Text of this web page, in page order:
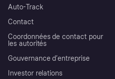
Auto-Track
Contact
Coordonnées de contact pour
les autorités
Gouvernance d’entreprise
Investor relations